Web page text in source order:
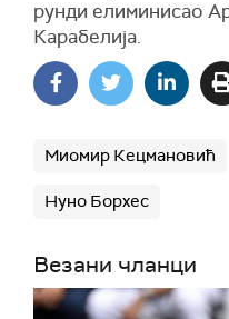
рунди елиминисао
Карабелија.
Миомир Кецмановић
Нуно Борхес
Везани чланци